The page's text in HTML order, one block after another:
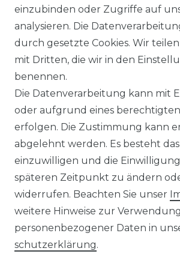
Impressum
AGB
einzubinden oder Zugriffe auf
analysieren. Die
durch gesetzte Cookies. Wir
mit Dritten, die wir in den
benennen.
Die Datenverarbeitung kann mit
oder aufgrund eines
erfolgen. Die Zustimmung kann
abgelehnt werden. Es besteht
einzuwilligen und die
späteren Zeitpunkt zu ändern
widerrufen. Beachten Sie unser
weitere Hinweise zur Verwendung
personenbezogener Daten in
schutz­erklärung.